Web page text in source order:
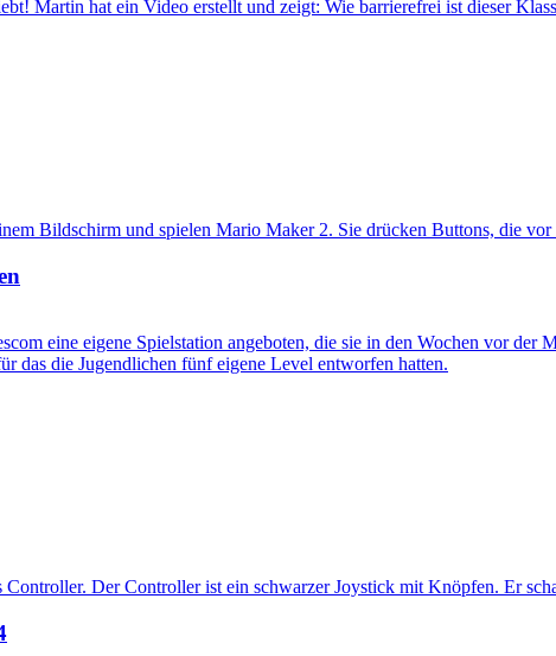
Martin hat ein Video erstellt und zeigt: Wie barrierefrei ist dieser
eine eigene Spielstation angeboten, die sie in den Wochen vor der
das die Jugendlichen fünf eigene Level entworfen hatten.